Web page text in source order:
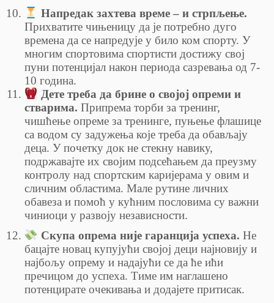
Напредак захтева време – и стрпљење.
Прихватите чињеницу да је потребно дуго
времена да се напредује у било ком спорту. У
многим спортовима спортисти достижу свој
пуни потенцијал након периода сазревања од 7-
10 година.
Дете треба да брине о својој опреми и
стварима. Припрема торби за тренинг,
чишћење опреме за тренинге, пуњење флашице
са водом су задужења које треба да обављају
деца. У почетку док не стекну навику,
подржавајте их својим подсећањем да преузму
контролу над спортским каријерама у овим и
сличним областима. Мале рутине личних
обавеза и помоћ у кућним пословима су важни
чиниоци у развоју независности.
Скупа опрема није гаранција успеха. Не
бацајте новац купујући својој деци најновију и
најбољу опрему и надајући се да ће ићи
пречицом до успеха. Тиме им наглашено
потенцирате очекивања и додајете притисак.